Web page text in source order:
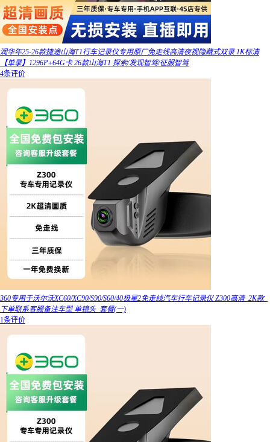
润华年25-26款捷途山海T1行车记录仪专用原厂免走线高清夜视隐藏式双录 1K标清
【单录】1296P+64G卡 26款山海T1 探索/发现智驾/征服智驾
4条评价
360专用于沃尔沃XC60/XC90/S90/S60/40极星2免走线汽车行车记录仪 Z300高清_2K款_
下单联系客服备注车型 单镜头_套餐(一)
1条评价